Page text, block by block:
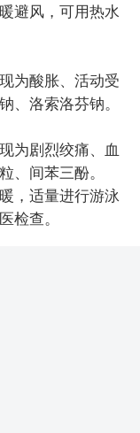
避风，可用热水
为酸胀、活动受
、洛索洛芬钠。
为剧烈绞痛、血
、间苯三酚。
，适量进行游泳
检查。